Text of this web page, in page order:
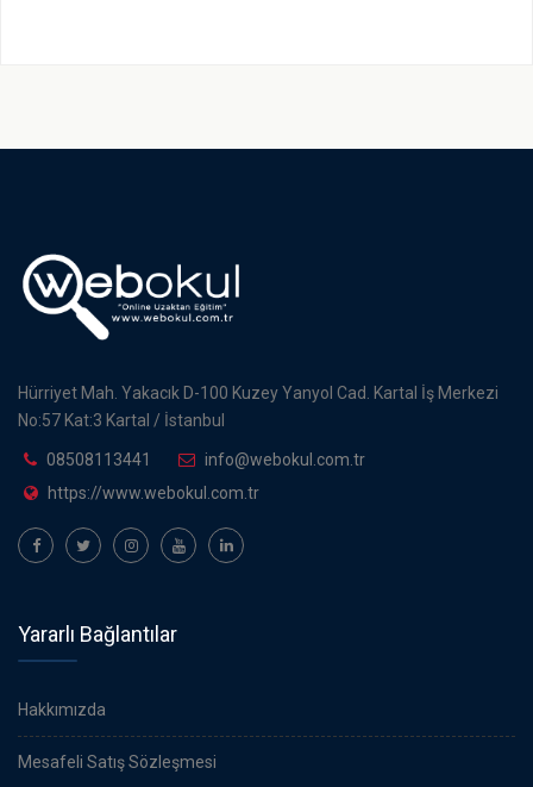
Hürriyet Mah. Yakacık D-100 Kuzey Yanyol Cad. Kartal İş Merkezi
No:57 Kat:3 Kartal / İstanbul
08508113441
info@webokul.com.tr
https://www.webokul.com.tr
Yararlı Bağlantılar
Hakkımızda
Mesafeli Satış Sözleşmesi